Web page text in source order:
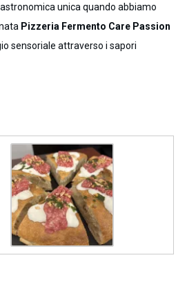
unica quando abbiamo
Pizzeria Fermento Care Passion
sensoriale attraverso i sapori